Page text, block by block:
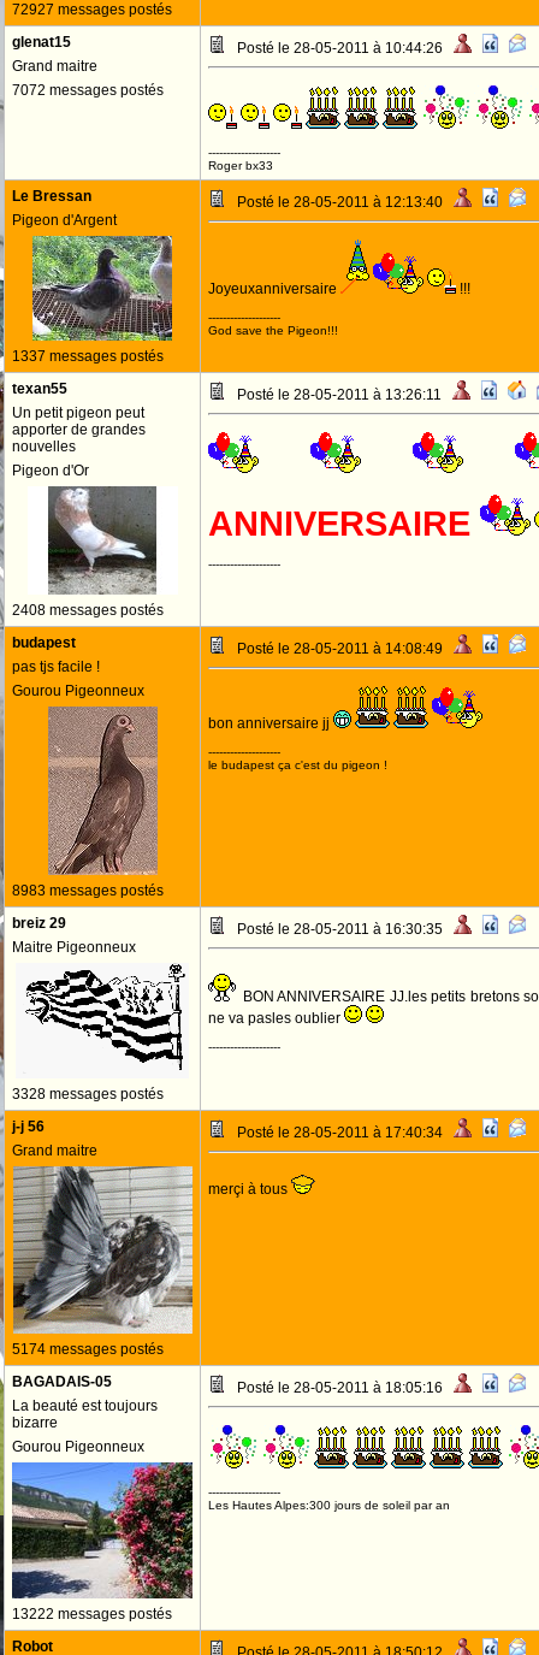
72927 messages postés
glenat15
Grand maitre
7072 messages postés
Posté le 28-05-2011 à 10:44:26
--------------------
Roger bx33
Le Bressan
Pigeon d'Argent
1337 messages postés
Posté le 28-05-2011 à 12:13:40
Joyeuxanniversaire !!!
--------------------
God save the Pigeon!!!
texan55
Un petit pigeon peut
apporter de grandes
nouvelles
Pigeon d'Or
2408 messages postés
Posté le 28-05-2011 à 13:26:11
ANNIVERSAIRE
--------------------
budapest
pas tjs facile !
Gourou Pigeonneux
8983 messages postés
Posté le 28-05-2011 à 14:08:49
bon anniversaire jj
--------------------
le budapest ça c'est du pigeon !
breiz 29
Maitre Pigeonneux
3328 messages postés
Posté le 28-05-2011 à 16:30:35
BON ANNIVERSAIRE JJ.les petits bretons
ne va pasles oublier
--------------------
j-j 56
Grand maitre
5174 messages postés
Posté le 28-05-2011 à 17:40:34
merçi à tous
BAGADAIS-05
La beauté est toujours
bizarre
Gourou Pigeonneux
13222 messages postés
Posté le 28-05-2011 à 18:05:16
--------------------
Les Hautes Alpes:300 jours de soleil par an
Robot